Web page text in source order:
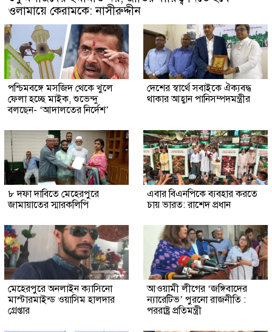
ওলামায়ে কেরামকে: নাসীরুদ্দীন
পশ্চিমবঙ্গে মসজিদ থেকে খুলে
ফেলা হচ্ছে মাইক, শুভেন্দু
বলছেন- ‘আদালতের নির্দেশ’
দেশের স্বার্থে সবাইকে ঐক্যবদ্ধ
থাকার আহ্বান পানিসম্পদমন্ত্রীর
৮ দফা দাবিতে মেহেরপুরে
জামায়াতের স্মারকলিপি
এবার বিএনপিকে ব্যবহার করতে
চায় ভারত: রাশেদ প্রধান
মেহেরপুরে অনলাইন ক্যাসিনো
মাস্টারমাইন্ড ওয়াসিম হালদার
গ্রেপ্তার
আওয়ামী লীগের ‘জঙ্গিবাদের
ন্যারেটিভ’ পুরনো রাজনীতি :
পররাষ্ট্র প্রতিমন্ত্রী